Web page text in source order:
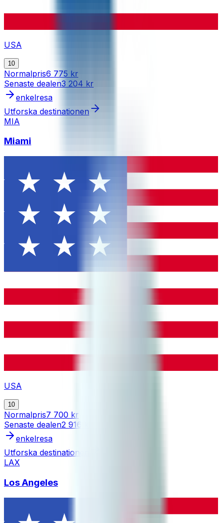
USA
10
Normalpris6 775 kr
Senaste dealen3 204 kr
enkelresa
Utforska destinationen
MIA
Miami
USA
10
Normalpris7 700 kr
Senaste dealen2 916 kr
enkelresa
Utforska destinationen
LAX
Los Angeles